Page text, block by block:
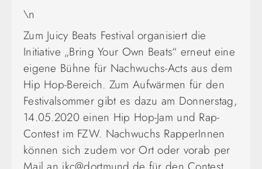
\n
Zum Juicy Beats Festival organisiert die
Initiative „Bring Your Own Beats“ erneut eine
eigene Bühne für Nachwuchs-Acts aus dem
Hip Hop-Bereich. Zum Aufwärmen für den
Festivalsommer gibt es dazu am Donnerstag,
14.05.2020 einen Hip Hop-Jam und Rap-
Contest im FZW. Nachwuchs RapperInnen
können sich zudem vor Ort oder vorab per